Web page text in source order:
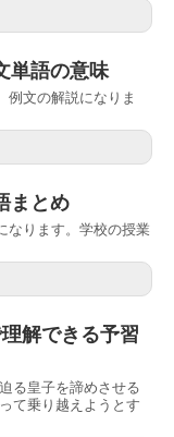
単語の意味
例文の解説になりま
まとめ
なります。学校の授業
解できる予習
る皇子を諦めさせる
て乗り越えようとす